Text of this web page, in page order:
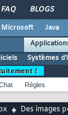
FAQ BLOGS
Microsoft Java
Systèmes
!
Règles
Des images